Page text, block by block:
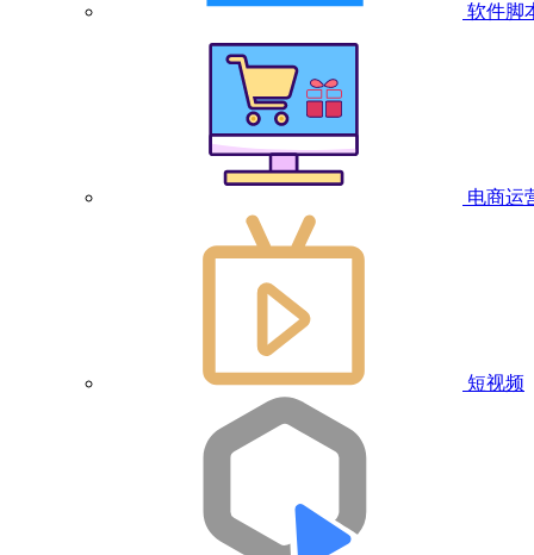
软件脚
电商运
短视频